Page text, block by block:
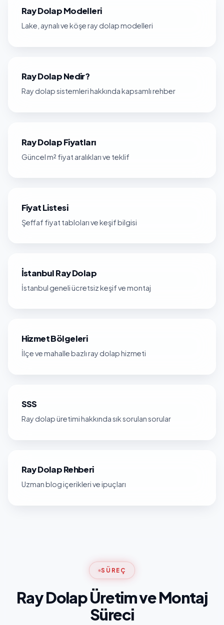
Ray Dolap Modelleri
Lake, aynalı ve köşe ray dolap modelleri
Ray Dolap Nedir?
Ray dolap sistemleri hakkında kapsamlı rehber
Ray Dolap Fiyatları
Güncel m² fiyat aralıkları ve teklif
Fiyat Listesi
Şeffaf fiyat tabloları ve keşif bilgisi
İstanbul Ray Dolap
İstanbul geneli ücretsiz keşif ve montaj
Hizmet Bölgeleri
İlçe ve mahalle bazlı ray dolap hizmeti
SSS
Ray dolap üretimi hakkında sık sorulan sorular
Ray Dolap Rehberi
Uzman blog içerikleri ve ipuçları
SÜREÇ
Ray Dolap Üretim ve Montaj
Süreci